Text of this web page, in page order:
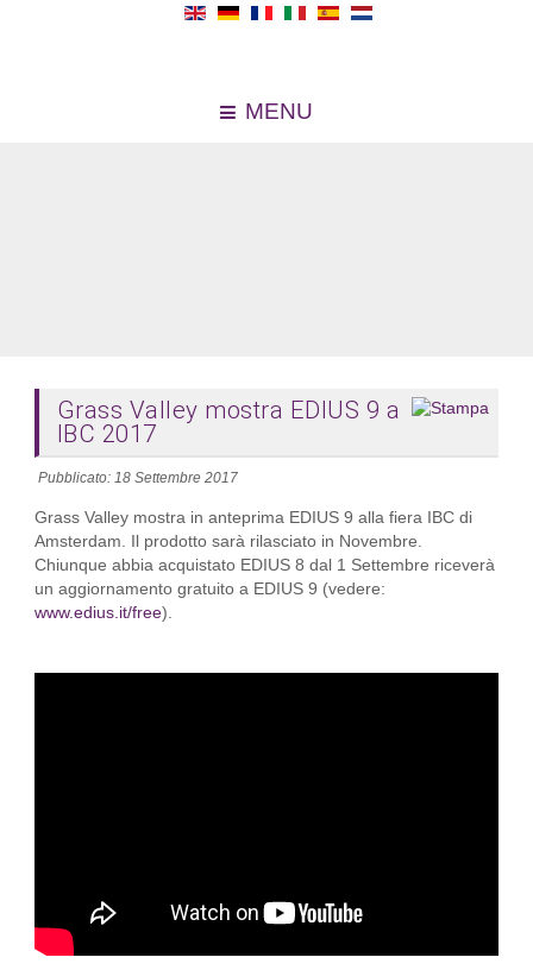
MENU
Grass Valley mostra EDIUS 9 a
IBC 2017
Pubblicato: 18 Settembre 2017
Grass Valley mostra in anteprima EDIUS 9 alla fiera IBC di
Amsterdam. Il prodotto sarà rilasciato in Novembre.
Chiunque abbia acquistato EDIUS 8 dal 1 Settembre riceverà
un aggiornamento gratuito a EDIUS 9 (vedere:
www.edius.it/free).